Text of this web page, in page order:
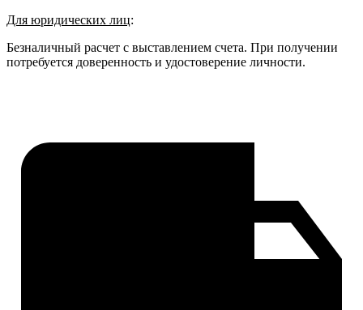
Для юридических лиц:
Безналичный расчет с выставлением счета. При получении
потребуется доверенность и удостоверение личности.